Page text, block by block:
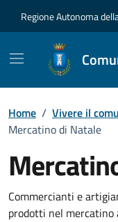
Regione Autonoma
Home / Vivere il
Mercatino di Natale
Dettaglio
Commercianti e
prodotti nel mercatino